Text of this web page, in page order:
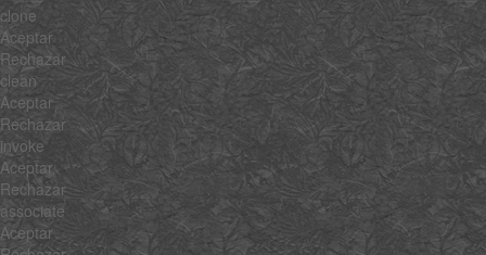
clone
Aceptar
Rechazar
clean
Aceptar
Rechazar
invoke
Aceptar
Rechazar
associate
Aceptar